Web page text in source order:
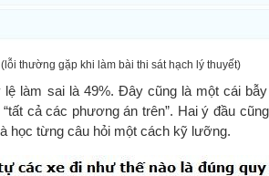
thường gặp khi làm bài thi sát hạch lý thuyết)
làm sai là 49%. Đây cũng là một cái
cả các phương án trên”. Hai ý đầu
học từng câu hỏi một cách kỹ lưỡng.